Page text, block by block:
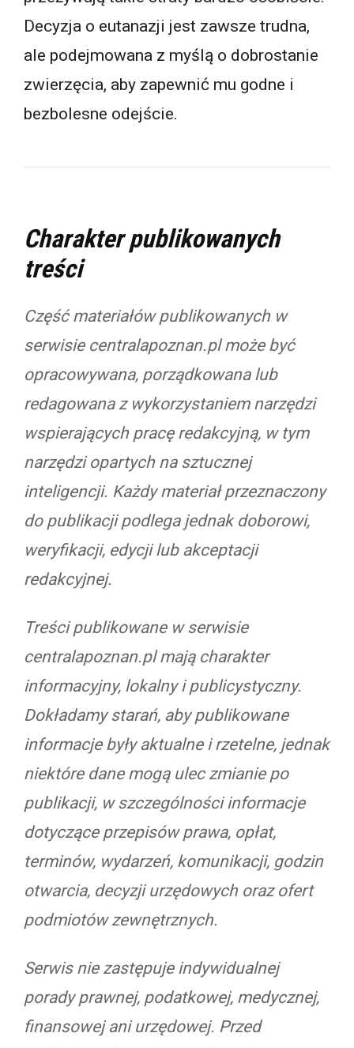
Decyzja o eutanazji jest zawsze trudna,
ale podejmowana z myślą o dobrostanie
zwierzęcia, aby zapewnić mu godne i
bezbolesne odejście.
Charakter publikowanych
treści
Część materiałów publikowanych w
serwisie centralapoznan.pl może być
opracowywana, porządkowana lub
redagowana z wykorzystaniem narzędzi
wspierających pracę redakcyjną, w tym
narzędzi opartych na sztucznej
inteligencji. Każdy materiał przeznaczony
do publikacji podlega jednak doborowi,
weryfikacji, edycji lub akceptacji
redakcyjnej.
Treści publikowane w serwisie
centralapoznan.pl mają charakter
informacyjny, lokalny i publicystyczny.
Dokładamy starań, aby publikowane
informacje były aktualne i rzetelne, jednak
niektóre dane mogą ulec zmianie po
publikacji, w szczególności informacje
dotyczące przepisów prawa, opłat,
terminów, wydarzeń, komunikacji, godzin
otwarcia, decyzji urzędowych oraz ofert
podmiotów zewnętrznych.
Serwis nie zastępuje indywidualnej
porady prawnej, podatkowej, medycznej,
finansowej ani urzędowej. Przed